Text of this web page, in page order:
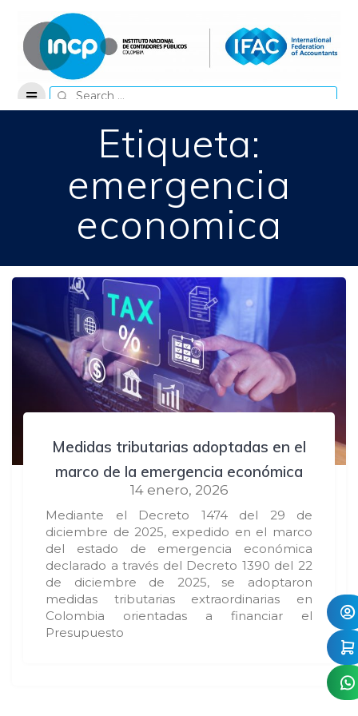
content
Search
for:
Etiqueta:
emergencia
economica
Medidas tributarias adoptadas en el
marco de la emergencia económica
14 enero, 2026
Mediante el Decreto 1474 del 29 de
diciembre de 2025, expedido en el marco
del estado de emergencia económica
declarado a través del Decreto 1390 del 22
de diciembre de 2025, se adoptaron
medidas tributarias extraordinarias en
Colombia orientadas a financiar el
Presupuesto